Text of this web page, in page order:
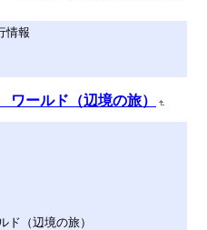
情報
ールド（辺境の旅）
（辺境の旅）